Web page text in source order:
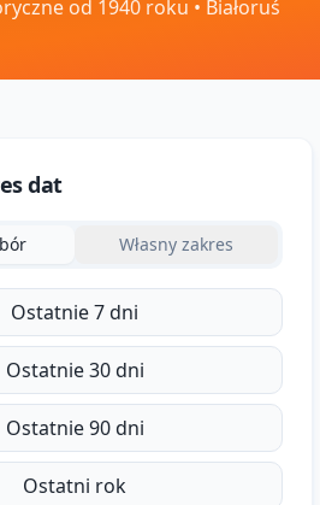
od 1940 roku • Białoruś
dat
Własny zakres
Ostatnie 7 dni
Ostatnie 30 dni
Ostatnie 90 dni
Ostatni rok